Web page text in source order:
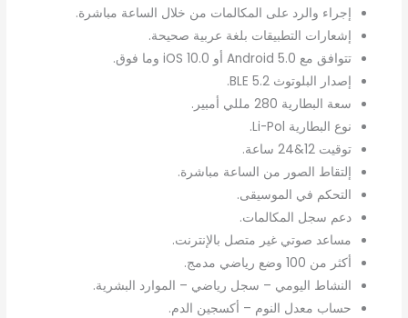
إجراء والرد على المكالمات من خلال الساعة مباشرة.
إشعارات التطبيقات بلغة عربية صحيحة.
تتوافق مع Android 5.0 أو iOS 10.0 وما فوق.
إصدار البلوتوث BLE 5.2.
سعة البطارية 280 مللي أمبير.
نوع البطارية Li-Pol.
توقيت 12&24 ساعة.
إلتقاط الصور من الساعة مباشرة.
التحكم في الموسيقى.
دعم سجل المكالمات.
مساعد صوتي غير متصل بالإنترنت.
أكثر من 100 وضع رياضي مدمج.
النشاط اليومي – سجل رياضي – الموارد البشرية.
حساب معدل النوم – أكسجين الدم.